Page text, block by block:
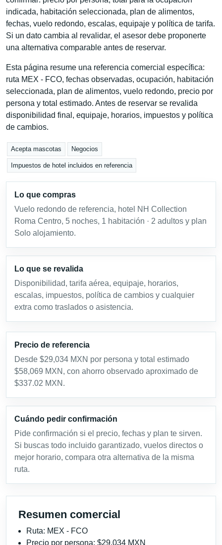
indicada, habitación seleccionada, plan de alimentos,
fechas, vuelo redondo, escalas, equipaje y política de tarifa.
Si un dato cambia al revalidar, el asesor debe proponerte
una alternativa comparable antes de reservar.
Esta página resume una referencia comercial específica:
ruta MEX - FCO, fechas observadas, ocupación, habitación
seleccionada, plan de alimentos, vuelo redondo, precio por
persona y total estimado. Antes de reservar se revalida
disponibilidad final, equipaje, horarios, impuestos y política
de cambios.
Acepta mascotas Negocios
Impuestos de hotel incluidos en referencia
Lo que compras
Vuelo redondo de referencia, hotel NH Collection
Roma Centro, 5 noches, 1 habitación · 2 adultos y plan
Solo alojamiento.
Lo que se revalida
Disponibilidad, tarifa aérea, equipaje, horarios,
escalas, impuestos, política de cambios y cualquier
extra como traslados o asistencia.
Precio de referencia
Desde $29,034 MXN por persona y total estimado
$58,069 MXN, con ahorro observado aproximado de
$337.02 MXN.
Cuándo pedir confirmación
Pide confirmación si el precio, fechas y plan te sirven.
Si buscas todo incluido garantizado, vuelos directos o
mejor horario, compara otra alternativa de la misma
ruta.
Resumen comercial
Ruta: MEX - FCO
Precio por persona: $29,034 MXN